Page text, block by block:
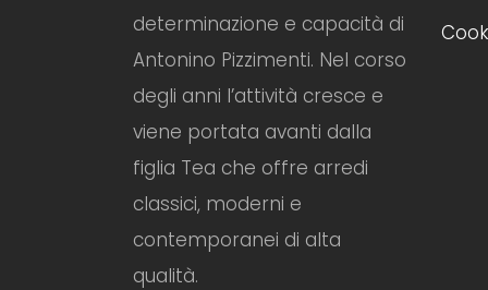
determinazione e capacità di
Antonino Pizzimenti. Nel corso
degli anni l’attività cresce e
viene portata avanti dalla
figlia Tea che offre arredi
classici, moderni e
contemporanei di alta
qualità.